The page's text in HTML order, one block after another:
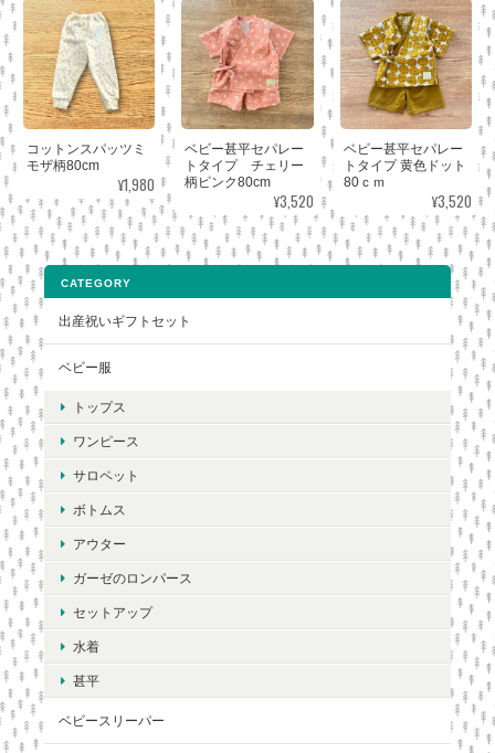
コットンスパッツミ
モザ柄80cm
¥1,980
ベビー甚平セパレー
トタイプ チェリー
柄ピンク80cm
¥3,520
ベビー甚平セパレー
トタイプ 黄色ドット
80ｃｍ
¥3,520
CATEGORY
出産祝いギフトセット
ベビー服
トップス
ワンピース
サロペット
ボトムス
アウター
ガーゼのロンパース
セットアップ
水着
甚平
ベビースリーパー